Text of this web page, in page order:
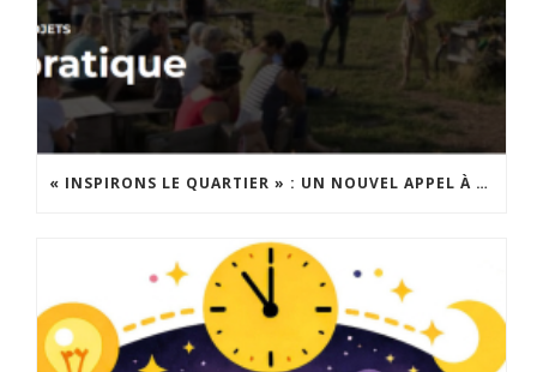
« INSPIRONS LE QUARTIER » : UN NOUVEL APPEL À PROJETS EST LANCÉ !